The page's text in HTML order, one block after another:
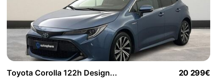
Toyota Corolla 122h Design... 20 299€